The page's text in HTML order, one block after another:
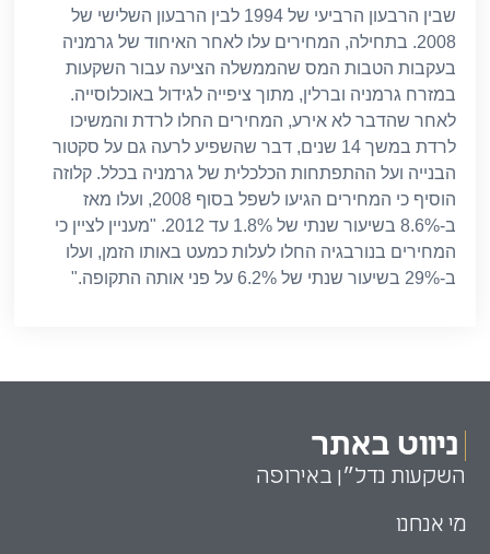
שבין הרבעון הרביעי של1994 לבין הרבעון השלישי של
2008. בתחילה, המחירים עלו לאחר האיחוד של גרמניה
בעקבות הטבות המס שהממשלה הציעה עבור השקעות
במזרח גרמניה וברלין, מתוך ציפייה לגידול באוכלוסייה.
לאחר שהדבר לא אירע, המחירים החלו לרדת והמשיכו
לרדת במשך14 שנים,דבר שהשפיע לרעה גם על סקטור
הבנייה ועל ההתפתחות הכלכלית של גרמניה בכלל.קלוזה
הוסיף כי המחירים הגיעו לשפל בסוף2008, ועלו מאז
ב-8.6% בשיעור שנתי של1.8% עד 2012. "
מעניין לציין כי
המחירים בנורבגיה החלו לעלות כמעט באותו הזמן, ועלו
ב-29% בשיעור שנתי של6.2% על פני אותה התקופה."
ניווט באתר
השקעות נדל״ן באירופה
מי אנחנו